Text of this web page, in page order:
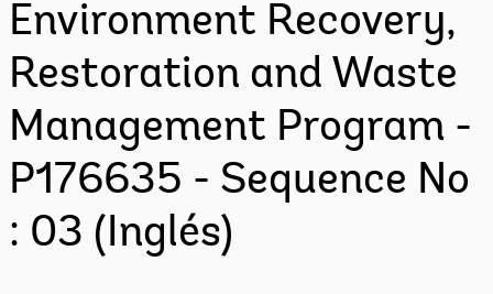
Environment Recovery,
Restoration and Waste
Management Program -
P176635 - Sequence No
: 03 (Inglés)